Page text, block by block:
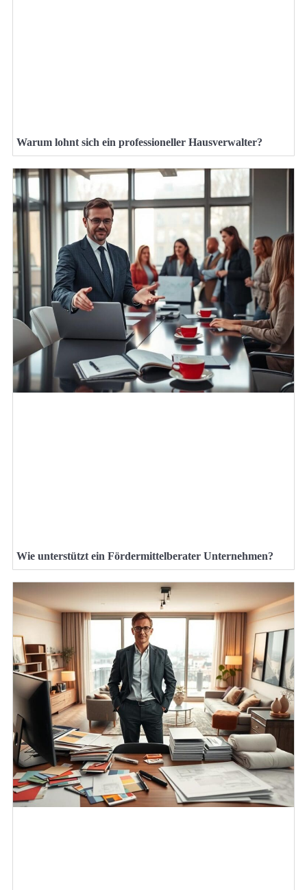
Warum lohnt sich ein professioneller Hausverwalter?
Wie unterstützt ein Fördermittelberater Unternehmen?